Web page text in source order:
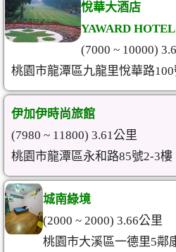
悅華大酒店
YAWARD HOTEL
(7000 ~ 10000)
桃園市龍潭區九龍里悅華路
伊加伊時尚旅館
(7980 ~ 11800) 3.61公里
桃園市龍潭區永和路85號2-3樓
城南綠境
(2000 ~ 2000) 3.66公里
桃園市大溪區一德里5鄰